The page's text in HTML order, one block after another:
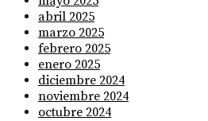
abril 2025
marzo 2025
febrero 2025
enero 2025
diciembre 2024
noviembre 2024
octubre 2024